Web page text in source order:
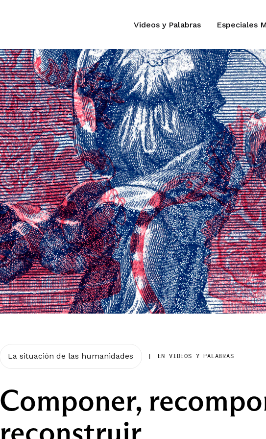
Videos y Palabras Especiales
La situación de las humanidades | EN VIDEOS Y PALABRAS
Componer,